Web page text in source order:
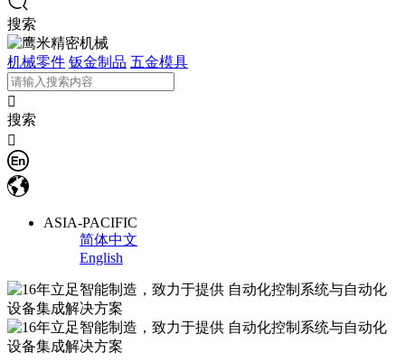
搜索
机械零件 钣金制品 五金模具

搜索

ASIA-PACIFIC
简体中文
English